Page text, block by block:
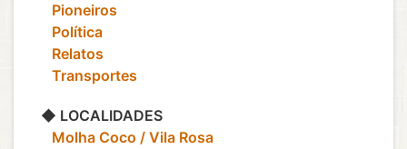
‎ ‎ ‎ Pioneiros
‎ ‎ ‎ Política
‎ ‎ ‎ Relatos
‎ ‎ ‎ Transportes
◆ LOCALIDADES
‎ ‎ ‎ Molha Coco / Vila Rosa